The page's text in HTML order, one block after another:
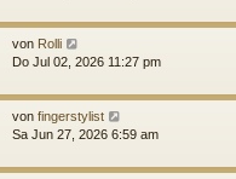
von Rolli
Do Jul 02, 2026 11:27 pm
von fingerstylist
Sa Jun 27, 2026 6:59 am